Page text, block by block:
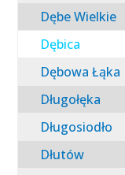
Dębe Wielkie
Dębica
Dębowa Łąka
Długołęka
Długosiodło
Dłutów